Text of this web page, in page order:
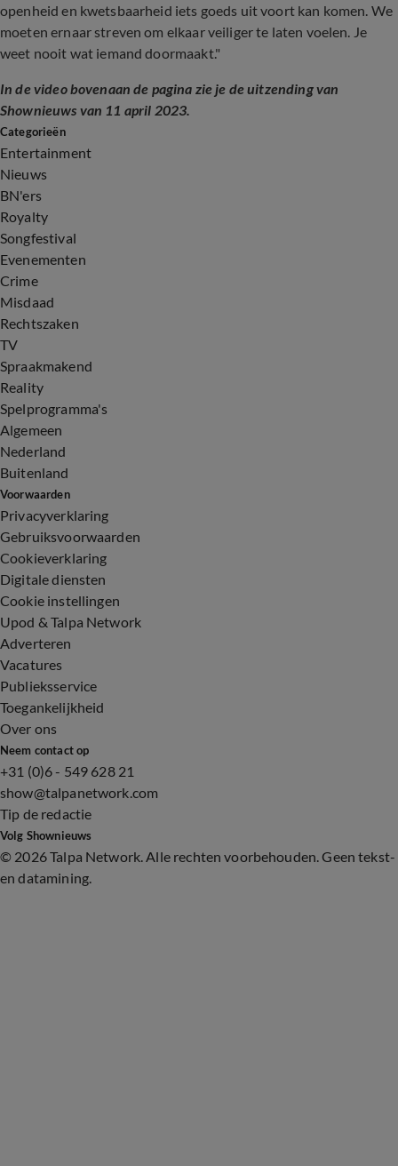
openheid en kwetsbaarheid iets goeds uit voort kan komen. We
moeten ernaar streven om elkaar veiliger te laten voelen. Je
weet nooit wat iemand doormaakt."
In de video bovenaan de pagina zie je de uitzending van
Shownieuws van 11 april 2023.
Categorieën
Entertainment
Nieuws
BN'ers
Royalty
Songfestival
Evenementen
Crime
Misdaad
Rechtszaken
TV
Spraakmakend
Reality
Spelprogramma's
Algemeen
Nederland
Buitenland
Voorwaarden
Privacyverklaring
Gebruiksvoorwaarden
Cookieverklaring
Digitale diensten
Cookie instellingen
Upod & Talpa Network
Adverteren
Vacatures
Publieksservice
Toegankelijkheid
Over ons
Neem contact op
+31 (0)6 - 549 628 21
show@talpanetwork.com
Tip de redactie
Volg Shownieuws
© 2026 Talpa Network. Alle rechten voorbehouden. Geen tekst-
en datamining.